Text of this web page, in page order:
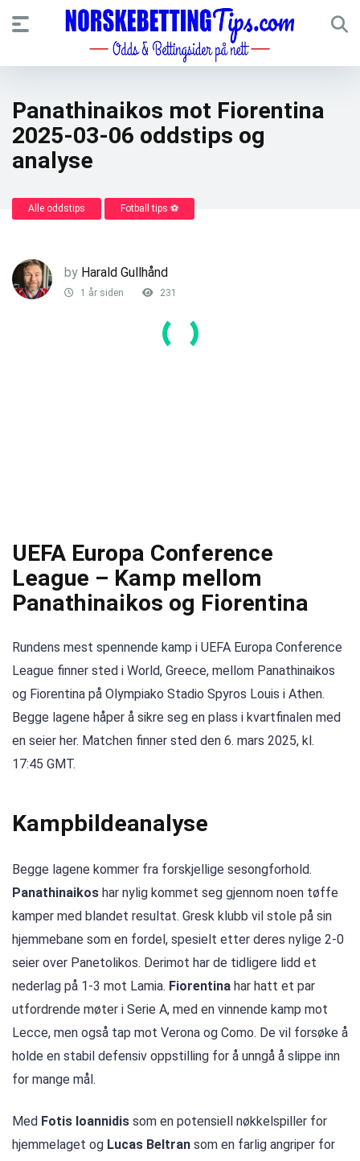
Panathinaikos mot Fiorentina
2025-03-06 oddstips og
analyse
Alle oddstips Fotball tips ⚽
by Harald Gullhånd
1 år siden 231
UEFA Europa Conference
League – Kamp mellom
Panathinaikos og Fiorentina
Rundens mest spennende kamp i UEFA Europa Conference
League finner sted i World, Greece, mellom Panathinaikos
og Fiorentina på Olympiako Stadio Spyros Louis i Athen.
Begge lagene håper å sikre seg en plass i kvartfinalen med
en seier her. Matchen finner sted den 6. mars 2025, kl.
17:45 GMT.
Kampbildeanalyse
Begge lagene kommer fra forskjellige sesongforhold.
Panathinaikos har nylig kommet seg gjennom noen tøffe
kamper med blandet resultat. Gresk klubb vil stole på sin
hjemmebane som en fordel, spesielt etter deres nylige 2-0
seier over Panetolikos. Derimot har de tidligere lidd et
nederlag på 1-3 mot Lamia. Fiorentina har hatt et par
utfordrende møter i Serie A, med en vinnende kamp mot
Lecce, men også tap mot Verona og Como. De vil forsøke å
holde en stabil defensiv oppstilling for å unngå å slippe inn
for mange mål.
Med Fotis Ioannidis som en potensiell nøkkelspiller for
hjemmelaget og Lucas Beltran som en farlig angriper for